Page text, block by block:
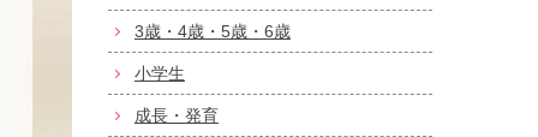
3歳・4歳・5歳・6歳
小学生
成長・発育